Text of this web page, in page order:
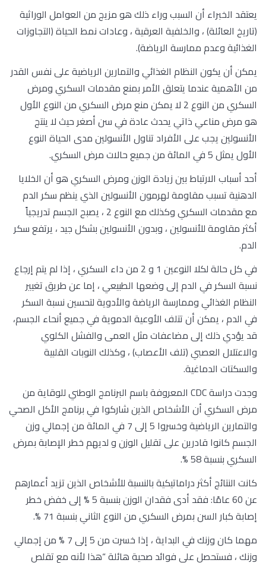
يعتقد الخبراء أن السبب وراء ذلك هو مزيج من العوامل الوراثية
(تاريخ العائلة) ، والخلفية العرقية ، وعادات نمط الحياة (التجاوزات
الغذائية وعدم ممارسة الرياضة).
يمكن أن يكون النظام الغذائي والتمارين الرياضية على نفس القدر
من الأهمية عندما يتعلق الأمر بمنع مقدمات السكري ومرض
السكري من النوع 2 لا يمكن منع مرض السكري من النوع الأول
هو مرض مناعي ذاتي يحدث عادة في سن أصغر حيث لا ينتج
الأنسولين يجب على الأفراد تناول الأنسولين مدى الحياة النوع
الأول يمثل 5 في المائة من جميع حالات مرض السكري.
أحد أسباب الارتباط بين زيادة الوزن ومرض السكري هو أن الخلايا
الدهنية تسبب مقاومة لهرمون الأنسولين الذي ينظم سكر الدم
مع مقدمات السكري وكذلك مع النوع 2 ، يصبح الجسم تدريجياً
أكثر مقاومة للأنسولين ، وبدون الأنسولين بشكل جيد ، يرتفع سكر
الدم.
في كل حالة لكلا النوعين 1 و 2 من داء السكري ، إذا لم يتم إرجاع
نسبة السكر في الدم إلى وضعها الطبيعي ، إما عن طريق تغيير
النظام الغذائي وممارسة الرياضة والأدوية لتحسين نسبة السكر
في الدم ، يمكن أن تتلف الأوعية الدموية في جميع أنحاء الجسم،
قد يؤدي ذلك إلى مضاعفات مثل العمى والفشل الكلوي
والاعتلال العصبي (تلف الأعصاب) ، وكذلك النوبات القلبية
والسكتات الدماغية.
وجدت دراسة CDC المعروفة باسم البرنامج الوطني للوقاية من
مرض السكري أن الأشخاص الذين شاركوا في برنامج الأكل الصحي
والتمارين الرياضية وخسروا 5 إلى 7 في المائة من إجمالي وزن
الجسم كانوا قادرين على تقليل الوزن و لديهم خطر الإصابة بمرض
السكري بنسبة 58 %.
كانت النتائج أكثر دراماتيكية بالنسبة للأشخاص الذين تزيد أعمارهم
عن 60 عامًا: فقد أدى فقدان الوزن بنسبة 5 % إلى خفض خطر
إصابة كبار السن بمرض السكري من النوع الثاني بنسبة 71 %.
مهما كان وزنك في البداية ، إذا خسرت من 5 إلى 7 % من إجمالي
وزنك ، فستحصل على فوائد صحية هائلة “هذا لأنه مع تقلص